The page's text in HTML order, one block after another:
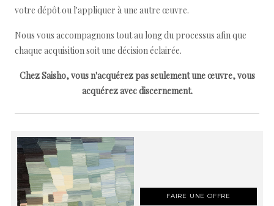
votre dépôt ou l'appliquer à une autre œuvre.
Nous vous accompagnons tout au long du processus afin que
chaque acquisition soit une décision éclairée.
Chez Saisho, vous n'acquérez pas seulement une œuvre, vous
acquérez avec discernement.
FAIRE UNE OFFRE